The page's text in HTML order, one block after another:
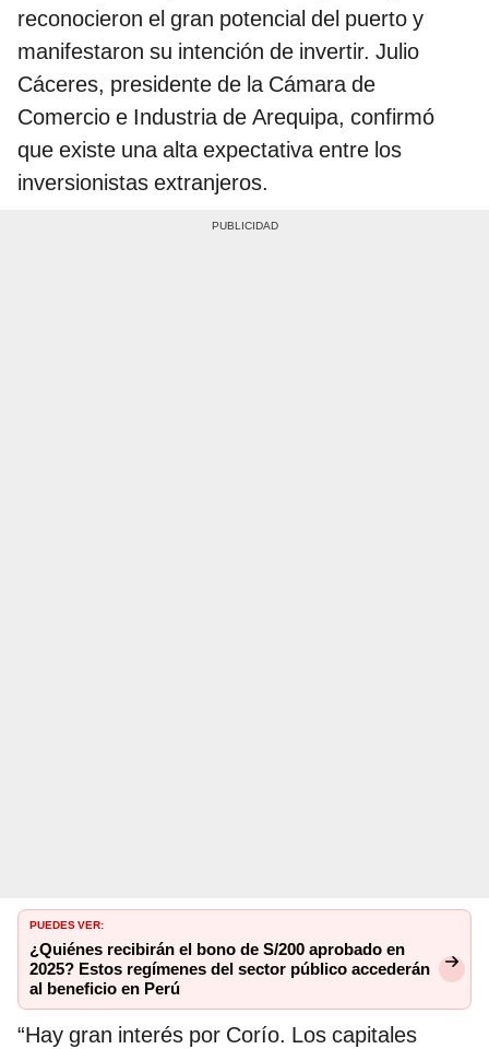
reconocieron el gran potencial del puerto y
manifestaron su intención de invertir. Julio
Cáceres, presidente de la Cámara de
Comercio e Industria de Arequipa, confirmó
que existe una alta expectativa entre los
inversionistas extranjeros.
PUEDES VER:
¿Quiénes recibirán el bono de S/200 aprobado en
2025? Estos regímenes del sector público accederán
al beneficio en Perú
“Hay gran interés por Corío. Los capitales